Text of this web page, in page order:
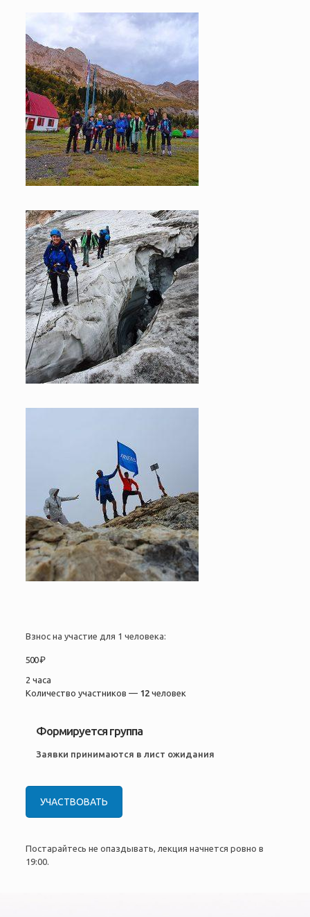
Взнос на участие для 1 человека:
500 ₽
2 часа
Количество участников — 12человек
Формируется группа
Заявки принимаются в лист ожидания
УЧАСТВОВАТЬ
Постарайтесь не опаздывать, лекция начнется ровно в
19:00.